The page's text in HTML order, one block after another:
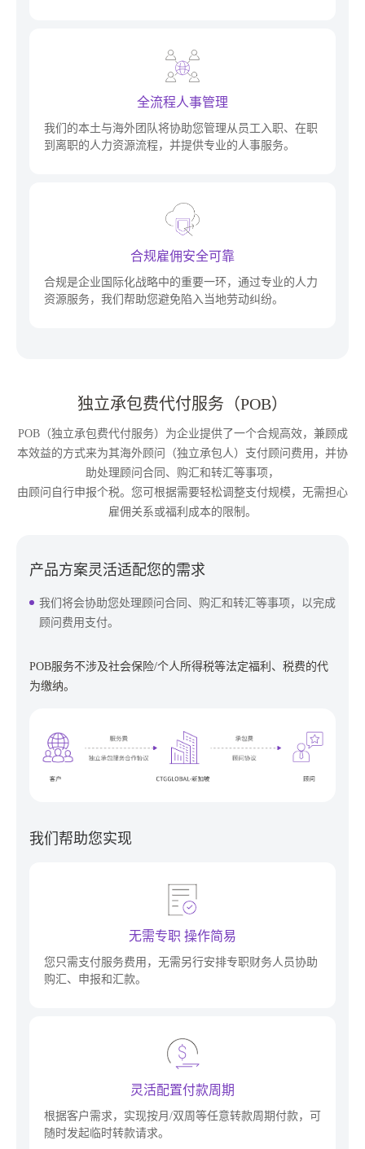
全流程人事管理
我们的本土与海外团队将协助您管理从员工入职、在职
到离职的人力资源流程，并提供专业的人事服务。
合规雇佣安全可靠
合规是企业国际化战略中的重要一环，通过专业的人力
资源服务，我们帮助您避免陷入当地劳动纠纷。
独立承包费代付服务（POB）
POB（独立承包费代付服务）为企业提供了一个合规高效，兼顾成
本效益的方式来为其海外顾问（独立承包人）支付顾问费用，并协
助处理顾问合同、购汇和转汇等事项，
由顾问自行申报个税。您可根据需要轻松调整支付规模，无需担心
雇佣关系或福利成本的限制。
产品方案灵活适配您的需求
我们将会协助您处理顾问合同、购汇和转汇等事项，以完成
顾问费用支付。
POB服务不涉及社会保险/个人所得税等法定福利、税费的代
为缴纳。
我们帮助您实现
无需专职 操作简易
您只需支付服务费用，无需另行安排专职财务人员协助
购汇、申报和汇款。
灵活配置付款周期
根据客户需求，实现按月/双周等任意转款周期付款，可
随时发起临时转款请求。